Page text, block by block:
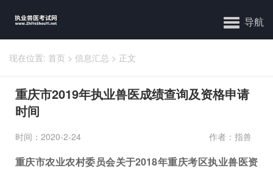
导航
现在位置: 首页 > 信息汇总 > 正文
重庆市2019年执业兽医成绩查询及资格申请
时间
时间：2020-2-24 作者：指兽
重庆市农业农村委员会关于2018年重庆考区执业兽医资